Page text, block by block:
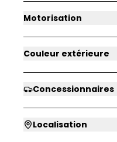
Motorisation
Couleur extérieure
Concessionnaires
Localisation